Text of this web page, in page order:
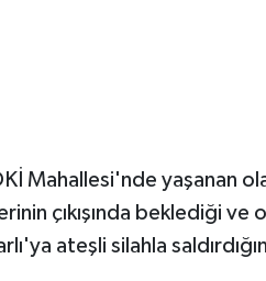
Mahallesi'nde yaşanan
çıkışında beklediği
ateşli silahla